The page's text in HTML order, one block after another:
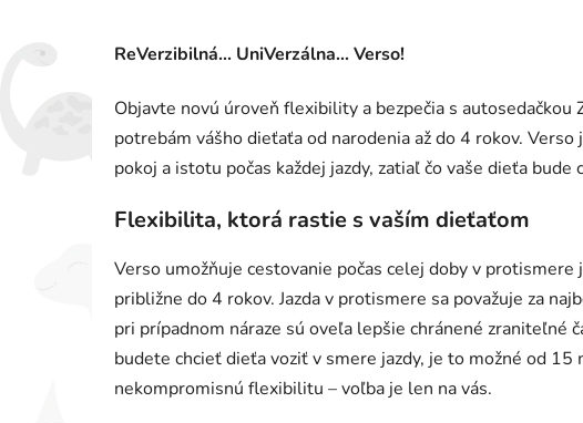
ReVerzibilná... UniVerzálna... Verso!
Objavte novú úroveň flexibility a bezpečia s
potrebám vášho dieťaťa od narodenia až do 4 rokov.
pokoj a istotu počas každej jazdy, zatiaľ čo vaše dieťa
Flexibilita, ktorá rastie s vaším dieťaťom
Verso umožňuje cestovanie počas celej doby v
približne do 4 rokov. Jazda v protismere sa považuje za
pri prípadnom náraze sú oveľa lepšie chránené zraniteľné
budete chcieť dieťa voziť v smere jazdy, je to možné od 15
nekompromisnú flexibilitu – voľba je len na vás.